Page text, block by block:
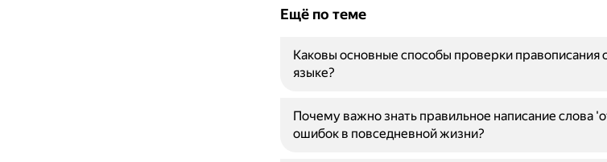
Ещё по теме
Каковы основные способы проверки правописания
языке?
Почему важно знать правильное написание слова
ошибок в повседневной жизни?